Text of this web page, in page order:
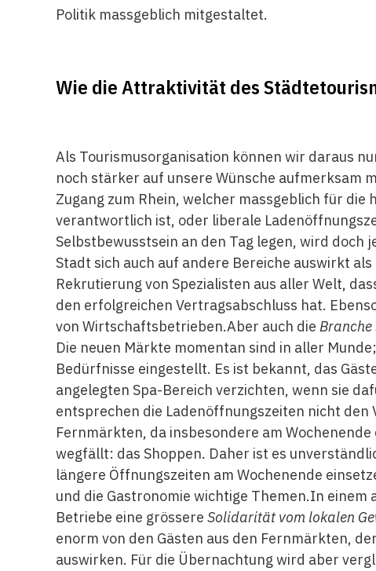
Politik massgeblich mitgestaltet.
Wie die Attraktivität des
Als Tourismusorganisation können wir daraus
noch stärker auf unsere Wünsche aufmerksam
Zugang zum Rhein, welcher massgeblich für
verantwortlich ist, oder liberale
Selbstbewusstsein an den Tag legen, wird doch
Stadt sich auch auf andere Bereiche auswirkt
Rekrutierung von Spezialisten aus aller Welt,
den erfolgreichen Vertragsabschluss hat.
von Wirtschaftsbetrieben.Aber auch dieBranche
Die neuen Märkte momentan sind in aller
Bedürfnisse eingestellt. Es ist bekannt, das
angelegten Spa-Bereich verzichten, wenn sie
entsprechen die Ladenöffnungszeiten nicht den
Fernmärkten, da insbesondere am
wegfällt: das Shoppen. Daher ist es
längere Öffnungszeiten am Wochenende
und die Gastronomie wichtige Themen.In
Betriebe eine grössereSolidarität vom lokalen
enorm von den Gästen aus den Fernmärkten,
auswirken. Für die Übernachtung wird aber